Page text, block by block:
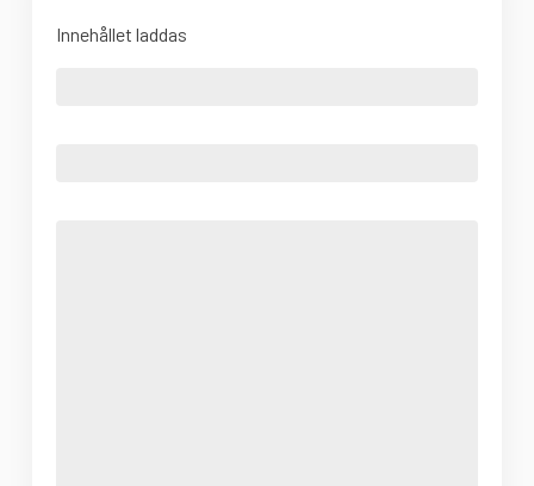
Innehållet laddas